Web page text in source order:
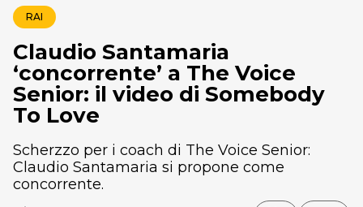
RAI
Claudio Santamaria
‘concorrente’ a The Voice
Senior: il video di Somebody
To Love
Scherzzo per i coach di The Voice Senior:
Claudio Santamaria si propone come
concorrente.